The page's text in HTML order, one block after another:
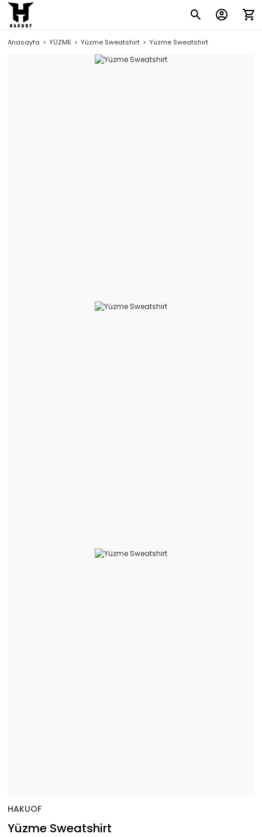
Anasayfa YÜZME Yüzme Sweatshirt Yüzme Sweatshirt
HAKUOF
Yüzme Sweatshirt